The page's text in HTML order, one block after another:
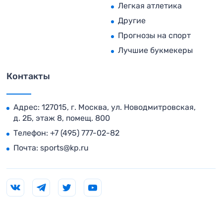
Легкая атлетика
Другие
Прогнозы на спорт
Лучшие букмекеры
Контакты
Адрес: 127015, г. Москва, ул. Новодмитровская,
д. 2Б, этаж 8, помещ. 800
Телефон: +7 (495) 777-02-82
Почта: sports@kp.ru